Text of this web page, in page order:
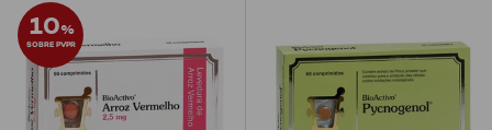
Beauty Season
Maquilhagem
Beauty Season
Maquilhagem
10%
SOBRE PVPR